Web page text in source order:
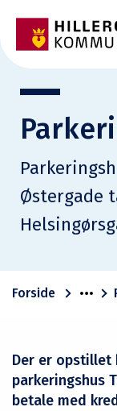
Østergade
Forside
Der er opstillet
parkeringshus
betale med